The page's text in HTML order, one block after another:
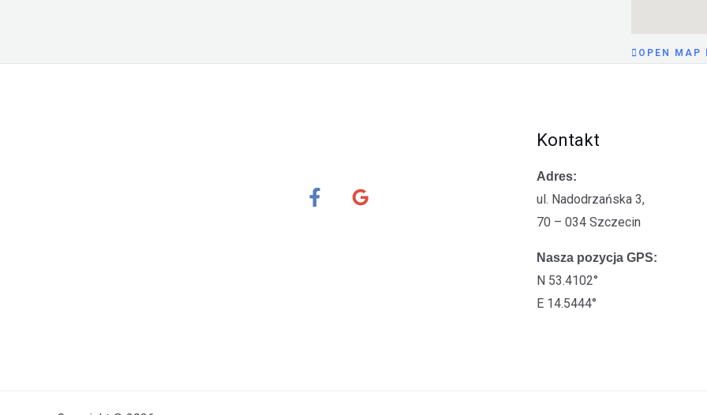
OPEN MAP
Kontakt
Adres:
ul. Nadodrzańska 3,
70 – 034 Szczecin
Nasza pozycja GPS:
N 53.4102°
E 14.5444°